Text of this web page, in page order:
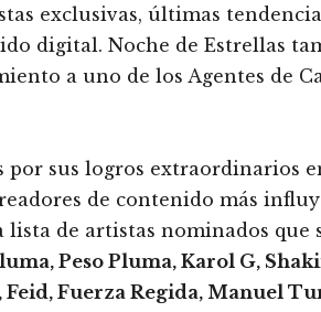
exclusivas, últimas
digital. Noche de Estrellas
a uno de los Agentes de
por sus logros extraordinarios
de contenido más
de artistas nominados que
Peso Pluma, Karol G,
Fuerza Regida, Manuel